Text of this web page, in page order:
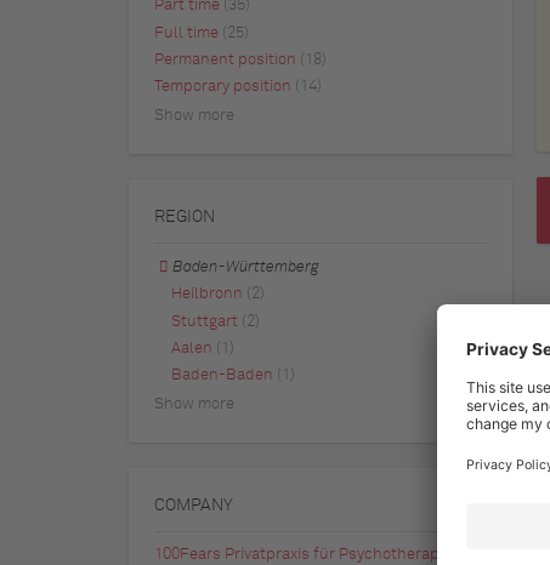
Part time
(35)
Full time (25)
Permanent position (18)
Temporary position (14)
Show more
REGION
Baden-Württemberg
Heilbronn
(2)
Stuttgart (2)
Aalen (1)
Baden-Baden (1)
Show more
COMPANY
100Fears Privatpraxis für Psychotherapie